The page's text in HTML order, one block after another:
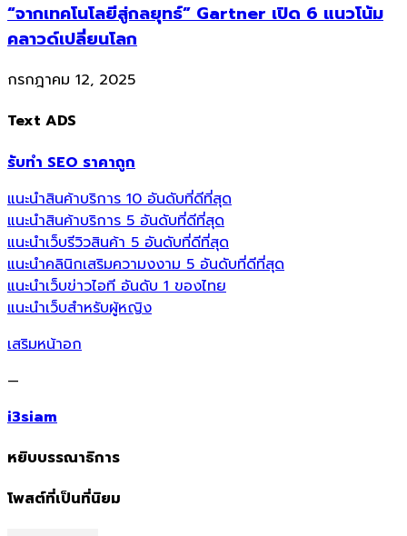
“จากเทคโนโลยีสู่กลยุทธ์” Gartner เปิด 6 แนวโน้ม
คลาวด์เปลี่ยนโลก
กรกฎาคม 12, 2025
Text ADS
รับทำ SEO ราคาถูก
แนะนำสินค้าบริการ 10 อันดับที่ดีที่สุด
แนะนำสินค้าบริการ 5 อันดับที่ดีที่สุด
แนะนำเว็บรีวิวสินค้า 5 อันดับที่ดีที่สุด
แนะนำคลินิกเสริมความงงาม 5 อันดับที่ดีที่สุด
แนะนำเว็บข่าวไอที อันดับ 1 ของไทย
แนะนำเว็บสำหรับผู้หญิง
เสริมหน้าอก
—
i3siam
หยิบบรรณาธิการ
โพสต์ที่เป็นที่นิยม